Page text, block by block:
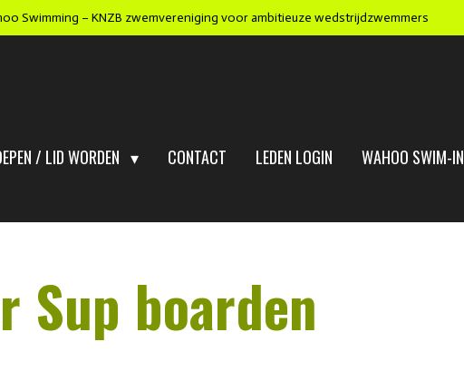
Swimming – KNZB zwemvereniging voor ambitieuze wedstrijdzwemmers
/ LID WORDEN CONTACT LEDEN LOGIN WAHOO SWIM-IN
Sup boarden